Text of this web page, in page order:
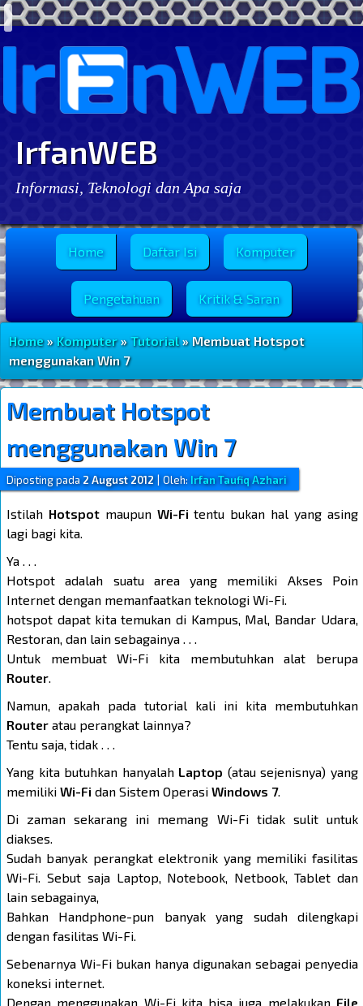
IrfanWEB
Informasi, Teknologi dan Apa saja
Menu Utama
Home Daftar Isi Komputer
Pengetahuan Kritik & Saran
Home»Komputer»Tutorial» Membuat Hotspot
menggunakan Win 7
Membuat Hotspot
menggunakan Win 7
Diposting pada2 August 2012 Oleh:Irfan Taufiq Azhari
Istilah Hotspotmaupun Wi-Fi tentu bukan hal yang asing
lagi bagi kita.
Ya . . .
Hotspot adalah suatu area yang memiliki Akses Poin
Internet dengan memanfaatkan teknologi Wi-Fi.
hotspot dapat kita temukan di Kampus, Mal, Bandar Udara,
Restoran, dan lain sebagainya . . .
Untuk membuat Wi-Fi kita membutuhkan alat berupa
Router.
Namun, apakah pada tutorial kali ini kita membutuhkan
Router atau perangkat lainnya?
Tentu saja, tidak . . .
Yang kita butuhkan hanyalah Laptop (atau sejenisnya) yang
memiliki Wi-Fi dan Sistem Operasi Windows 7.
Di zaman sekarang ini memang Wi-Fi tidak sulit untuk
diakses.
Sudah banyak perangkat elektronik yang memiliki fasilitas
Wi-Fi. Sebut saja Laptop, Notebook, Netbook, Tablet dan
lain sebagainya,
Bahkan Handphone-pun banyak yang sudah dilengkapi
dengan fasilitas Wi-Fi.
Sebenarnya Wi-Fi bukan hanya digunakan sebagai penyedia
koneksi internet.
Dengan menggunakan Wi-Fi kita bisa juga melakukan File